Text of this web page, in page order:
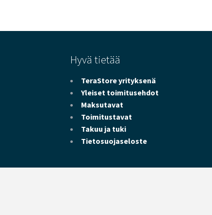
Hyvä tietää
TeraStore yrityksenä
Yleiset toimitusehdot
Maksutavat
Toimitustavat
Takuu ja tuki
Tietosuojaseloste